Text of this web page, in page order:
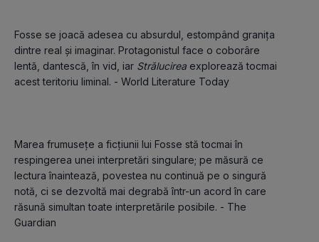
Fosse se joacă adesea cu absurdul, estompând granița
dintre real și imaginar. Protagonistul face o coborâre
lentă, dantescă, în vid, iar Strălucirea explorează tocmai
acest teritoriu liminal. - World Literature Today
Marea frumusețe a ficțiunii lui Fosse stă tocmai în
respingerea unei interpretări singulare; pe măsură ce
lectura înaintează, povestea nu continuă pe o singură
notă, ci se dezvoltă mai degrabă într-un acord în care
răsună simultan toate interpretările posibile. - The
Guardian